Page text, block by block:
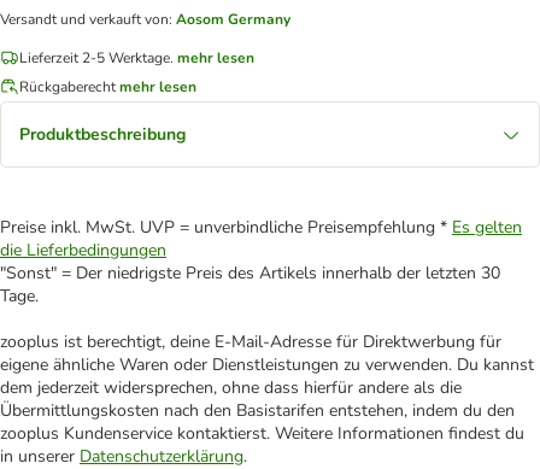
Versandt und verkauft von: Aosom Germany
Lieferzeit 2-5 Werktage. mehr lesen
Rückgaberechtmehr lesen
Produktbeschreibung
Preise inkl. MwSt. UVP = unverbindliche Preisempfehlung * Es gelten
die Lieferbedingungen
"Sonst" = Der niedrigste Preis des Artikels innerhalb der letzten 30
Tage.
zooplus ist berechtigt, deine E-Mail-Adresse für Direktwerbung für
eigene ähnliche Waren oder Dienstleistungen zu verwenden. Du kannst
dem jederzeit widersprechen, ohne dass hierfür andere als die
Übermittlungskosten nach den Basistarifen entstehen, indem du den
zooplus Kundenservice kontaktierst. Weitere Informationen findest du
in unserer Datenschutzerklärung.